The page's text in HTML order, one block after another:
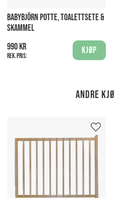
BABYBJÖRN POTTE, TOALETTSETE &
SKAMMEL
990 kr
Rek. pris:
Kjøp
Andre